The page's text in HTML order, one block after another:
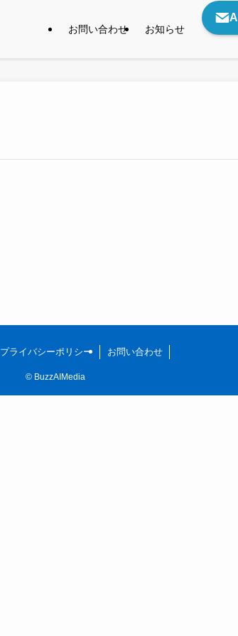
お問い合わせ お知らせ
プライバシーポリシー お問い合わせ
© BuzzAIMedia